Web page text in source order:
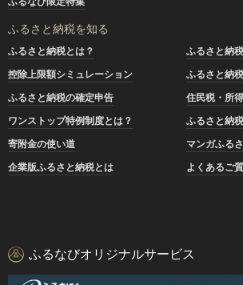
ふるさと納税を知る
ふるさと納税とは？
ふるさと納
控除上限額シミュレーション
ふるさと納
ふるさと納税の確定申告
住民税・所
ワンストップ特例制度とは？
ふるさと納
寄附金の使い道
マンガふる
企業版ふるさと納税とは
よくあるご
ふるなびオリジナルサービス